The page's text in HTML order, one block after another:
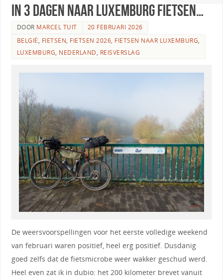
In 3 dagen naar Luxemburg fietsen…
DOOR MARCEL TUIT
20 FEBRUARI 2026
BELGIË, FIETSEN, FIETSEN 2026, FIETSEN NAAR LUXEMBURG,
LUXEMBURG, NEDERLAND, REISVERSLAG
De weersvoorspellingen voor het eerste volledige weekend
van februari waren positief, heel erg positief. Dusdanig
goed zelfs dat de fietsmicrobe weer wakker geschud werd.
Heel even zat ik in dubio: het 200 kilometer brevet vanuit